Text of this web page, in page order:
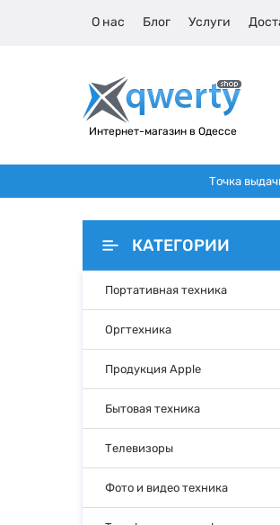
О нас Блог Услуги
Интернет-магазин в Одессе
Точка
КАТЕГОРИИ
Портативная техника
Оргтехника
Продукция Apple
Бытовая техника
Телевизоры
Фото и видео техника